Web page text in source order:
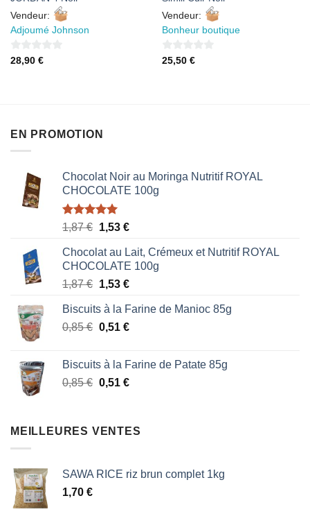
Vendeur:
Adjoumé Johnson
0
28,90 €
Vendeur:
Bonheur boutique
0
25,50 €
EN PROMOTION
Chocolat Noir au Moringa Nutritif ROYAL
CHOCOLATE 100g
Note5.00
1,87€ Le
initial
était :
1,87 €.
1,53 €Le
actuel
est :
1,53 €.
Chocolat au Lait, Crémeux et Nutritif ROYAL
CHOCOLATE 100g
1,87€ Le
initial
était :
1,53 €Le
actuel
est :
Biscuits à la Farine de Manioc 85g
0,85€ Le
était :
0,85 €.
0,51 €Le
est :
0,51 €.
Biscuits à la Farine de Patate 85g
0,85€ Le
était :
0,51 €Le
est :
MEILLEURES VENTES
SAWA RICE riz brun complet 1kg
1,70 €